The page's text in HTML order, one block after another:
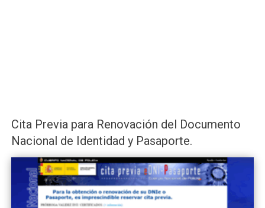
Cita Previa para Renovación del Documento
Nacional de Identidad y Pasaporte.